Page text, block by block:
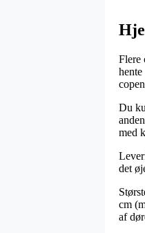
Flere
Du
med
det
cm
af